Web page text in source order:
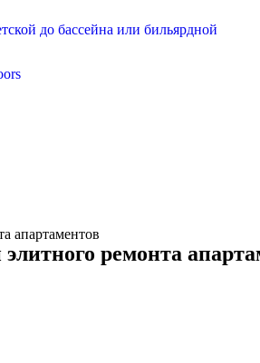
до бассейна или бильярдной
апартаментов
ремонта